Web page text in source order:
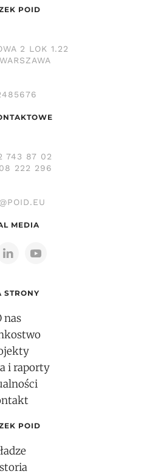
POID
2 LOK 1.22
743 87 02
222 296
MEDIA
STRONY
nas
i raporty
POID